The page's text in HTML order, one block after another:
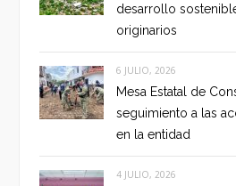
desarrollo
originarios
6 JULIO, 2026
Mesa Estatal de
seguimiento a las
en la entidad
4 JULIO, 2026